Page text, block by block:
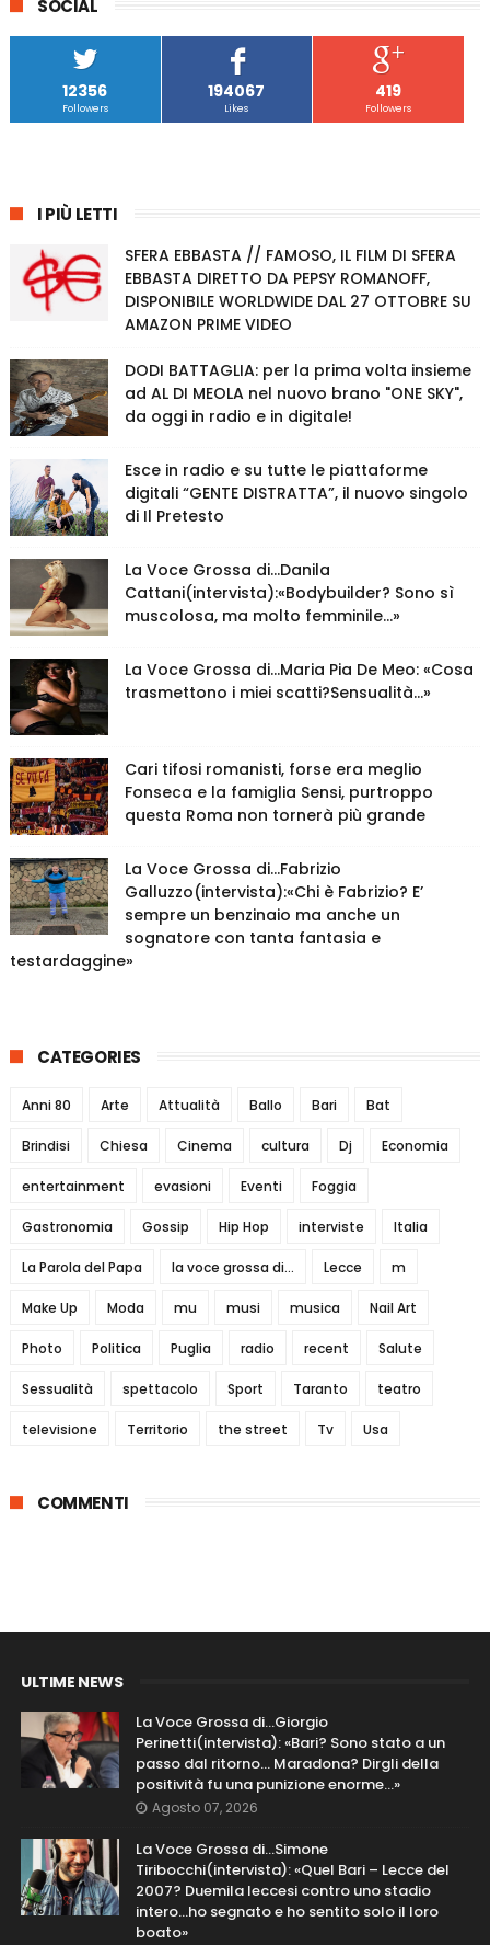
SOCIAL
12356
Followers
194067
Likes
419
Followers
I PIÙ LETTI
SFERA EBBASTA // FAMOSO, IL FILM DI SFERA
EBBASTA DIRETTO DA PEPSY ROMANOFF,
DISPONIBILE WORLDWIDE DAL 27 OTTOBRE SU
AMAZON PRIME VIDEO
DODI BATTAGLIA: per la prima volta insieme
ad AL DI MEOLA nel nuovo brano "ONE SKY",
da oggi in radio e in digitale!
Esce in radio e su tutte le piattaforme
digitali “GENTE DISTRATTA”, il nuovo singolo
di Il Pretesto
La Voce Grossa di…Danila
Cattani(intervista):«Bodybuilder? Sono sì
muscolosa, ma molto femminile…»
La Voce Grossa di…Maria Pia De Meo: «Cosa
trasmettono i miei scatti?Sensualità…»
Cari tifosi romanisti, forse era meglio
Fonseca e la famiglia Sensi, purtroppo
questa Roma non tornerà più grande
La Voce Grossa di…Fabrizio
Galluzzo(intervista):«Chi è Fabrizio? E’
sempre un benzinaio ma anche un
sognatore con tanta fantasia e
testardaggine»
CATEGORIES
Anni 80 Arte Attualità Ballo Bari Bat
Brindisi Chiesa Cinema cultura Dj Economia
entertainment evasioni Eventi Foggia
Gastronomia Gossip Hip Hop interviste Italia
La Parola del Papa la voce grossa di... Lecce m
Make Up Moda mu musi musica Nail Art
Photo Politica Puglia radio recent Salute
Sessualità spettacolo Sport Taranto teatro
televisione Territorio the street Tv Usa
COMMENTI
ULTIME NEWS
La Voce Grossa di…Giorgio
Perinetti(intervista): «Bari? Sono stato a un
passo dal ritorno... Maradona? Dirgli della
positività fu una punizione enorme…»
Agosto 07, 2026
La Voce Grossa di…Simone
Tiribocchi(intervista): «Quel Bari – Lecce del
2007? Duemila leccesi contro uno stadio
intero...ho segnato e ho sentito solo il loro
boato»